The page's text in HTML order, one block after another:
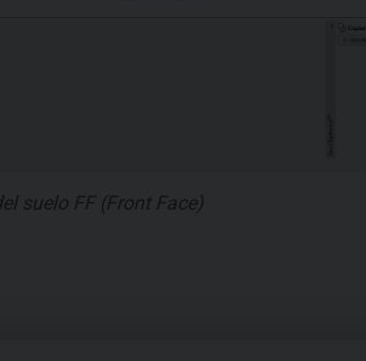
suelo FF (Front Face)